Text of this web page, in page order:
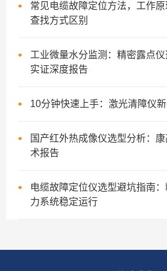
常见电缆故障定位方法，工作
查找方式区别
工业微量水分监测：精密露点
实证深度报告
10分钟快速上手：激光清障仪
国产红外热成像仪选型分析：
术报告
电缆故障定位仪选型避坑指南
力系统稳定运行